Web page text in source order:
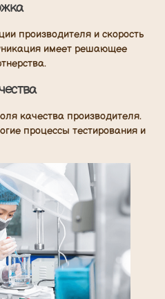
производителя и скорость
имеет решающее
качества производителя.
процессы тестирования и